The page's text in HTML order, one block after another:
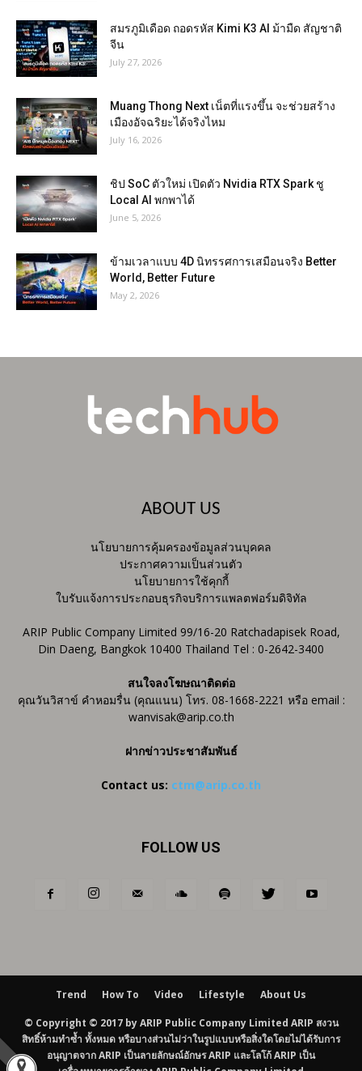
สมรภูมิเดือด ถอดรหัส Kimi K3 AI ม้ามืด สัญชาติ
จีน
July 27, 2026
Muang Thong Next เน็ตที่แรงขึ้น จะช่วยสร้าง
เมืองอัจฉริยะได้จริงไหม
July 16, 2026
ชิป SoC ตัวใหม่ เปิดตัว Nvidia RTX Spark ชู
Local AI พกพาได้
June 5, 2026
ข้ามเวลาแบบ 4D นิทรรศการเสมือนจริง Better
World, Better Future
May 2, 2026
ABOUT US
นโยบายการคุ้มครองข้อมูลส่วนบุคคล
ประกาศความเป็นส่วนตัว
นโยบายการใช้คุกกี้
ใบรับแจ้งการประกอบธุรกิจบริการแพลตฟอร์มดิจิทัล
ARIP Public Company Limited 99/16-20 Ratchadapisek Road,
Din Daeng, Bangkok 10400 Thailand Tel : 0-2642-3400
สนใจลงโฆษณาติดต่อ
คุณวันวิสาข์ คำหอมรื่น (คุณแนน) โทร. 08-1668-2221 หรือ email :
wanvisak@arip.co.th
ฝากข่าวประชาสัมพันธ์
Contact us: ctm@arip.co.th
FOLLOW US
Trend How To Video Lifestyle About Us
© Copyright © 2017 by ARIP Public Company Limited ARIP สงวน
สิทธิ์ห้ามทำซ้ำ ทั้งหมด หรือบางส่วนไม่ว่าในรูปแบบหรือสิ่งใดโดยไม่ได้รับการ
อนุญาตจาก ARIP เป็นลายลักษณ์อักษร ARIP และโลโก้ ARIP เป็น